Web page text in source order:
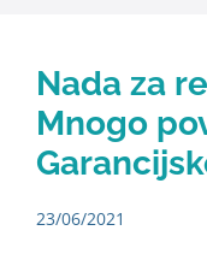
Nada za
Mnogo
23/06/2021